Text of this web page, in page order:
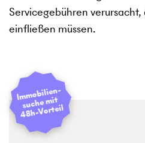
Servicegebühren
einfließen müssen.
I
mmobilien­
suche mit
48h-Vorteil